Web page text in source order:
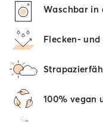
Waschbar in
Flecken-
100% vegan